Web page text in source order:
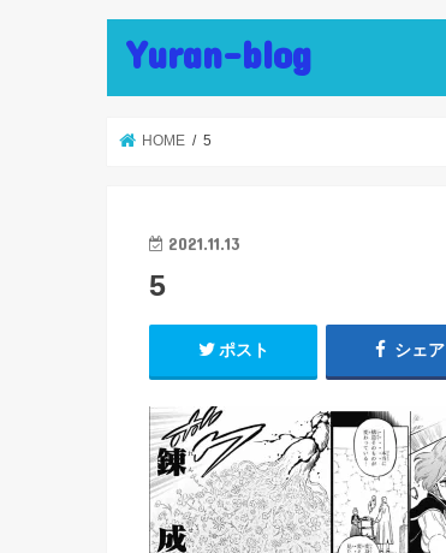
Yuran-blog
HOME 5
2021.11.13
5
ポスト シェア